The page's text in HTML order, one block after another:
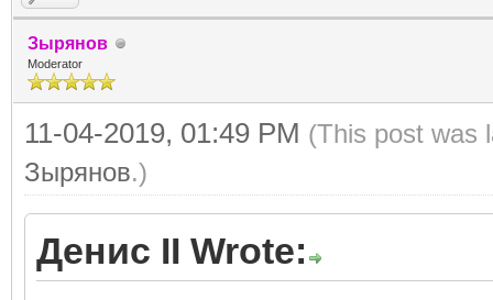
Зырянов
Moderator
11-04-2019, 01:49 PM (This post was
Зырянов.)
Денис II Wrote: